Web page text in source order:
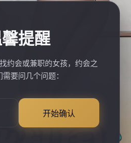
提醒
约会或兼职的女孩，约会之
要问几个问题：
开始确认